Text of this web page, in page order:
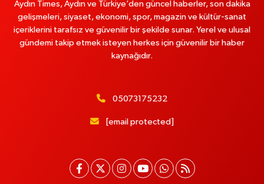
Aydın Times, Aydın ve Türkiye’den güncel haberler, son dakika
gelişmeleri, siyaset, ekonomi, spor, magazin ve kültür-sanat
içeriklerini tarafsız ve güvenilir bir şekilde sunar. Yerel ve ulusal
gündemi takip etmek isteyen herkes için güvenilir bir haber
kaynağıdır.
05073175232
[email protected]